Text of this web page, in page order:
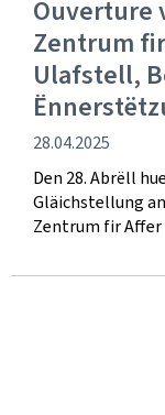
Ouverture
Zentrum
Ulafstell,
28.04.2025
Den 28. Abrëll
Gläichstellung
Zentrum fir Affer